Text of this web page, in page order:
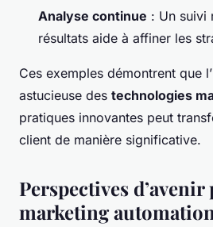
Analyse continue : Un suivi
résultats aide à affiner les
Ces exemples démontrent que
astucieuse des technologies
pratiques innovantes peut
client de manière significative.
Perspectives
marketing automation